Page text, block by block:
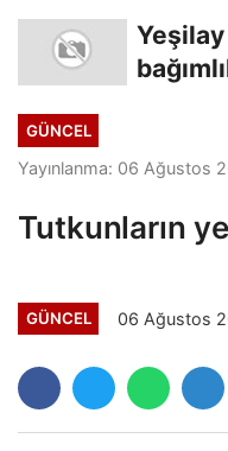
GÜNCEL
Yayınlanma: 06 Ağustos
Tutkunların
GÜNCEL 06 Ağustos